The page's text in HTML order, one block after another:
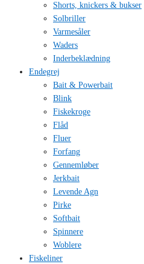
Shorts, knickers & bukser
Solbriller
Varmesåler
Waders
Inderbeklædning
Endegrej
Bait & Powerbait
Blink
Fiskekroge
Flåd
Fluer
Forfang
Gennemløber
Jerkbait
Levende Agn
Pirke
Softbait
Spinnere
Woblere
Fiskeliner